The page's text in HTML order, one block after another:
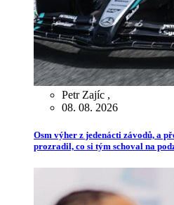
Petr Zajíc ,
08. 08. 2026
Osm výher z jedenácti závodů, a
prozradil, co si tým schoval na